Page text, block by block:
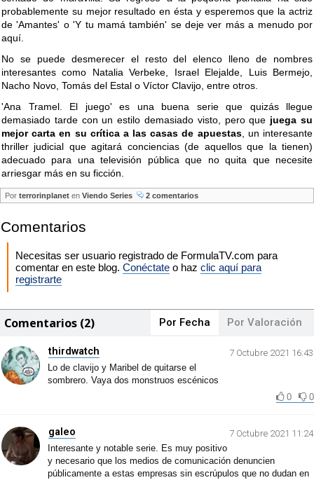
probablemente su mejor resultado en ésta y esperemos que la actriz
de 'Amantes' o 'Y tu mamá también' se deje ver más a menudo por
aquí.
No se puede desmerecer el resto del elenco lleno de nombres
interesantes como Natalia Verbeke, Israel Elejalde, Luis Bermejo,
Nacho Novo, Tomás del Estal o Víctor Clavijo, entre otros.
'Ana Tramel. El juego' es una buena serie que quizás llegue
demasiado tarde con un estilo demasiado visto, pero que juega su
mejor carta en su crítica a las casas de apuestas, un interesante
thriller judicial que agitará conciencias (de aquellos que la tienen)
adecuado para una televisión pública que no quita que necesite
arriesgar más en su ficción.
Por terrorinplanet en Viendo Series 2 comentarios
Comentarios
Necesitas ser usuario registrado de FormulaTV.com para
comentar en este blog. Conéctate o haz clic aquí para
registrarte
Comentarios (2) Por Fecha Por Valoración
thirdwatch
7 Octubre 2021 16:43
Lo de clavijo y Maribel de quitarse el
sombrero. Vaya dos monstruos escénicos
0
0
galeo
7 Octubre 2021 11:24
Interesante y notable serie. Es muy positivo
y necesario que los medios de comunicación denuncien
públicamente a estas empresas sin escrúpulos que no dudan en